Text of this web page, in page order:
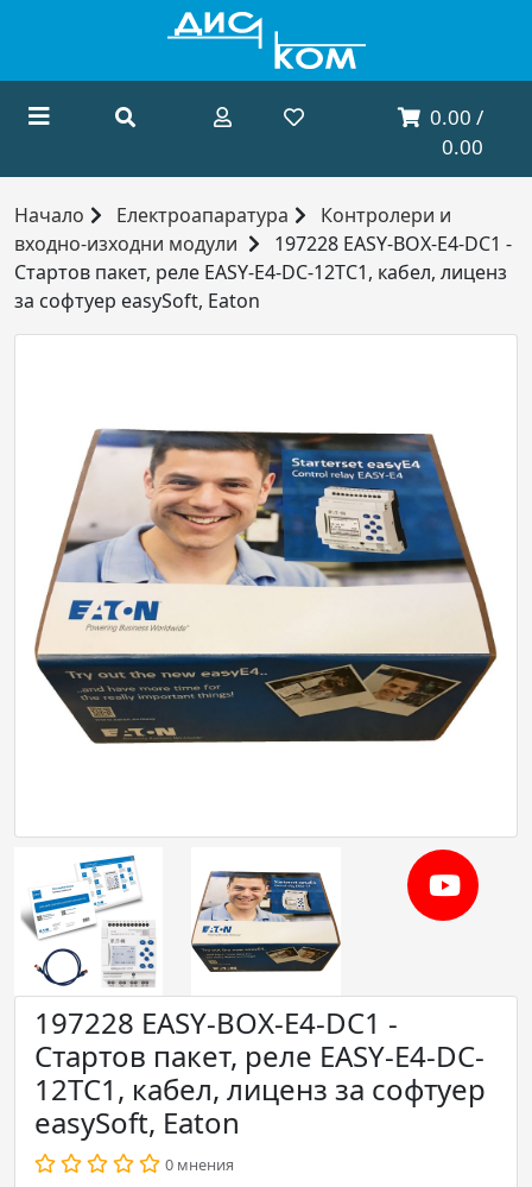
0.00 /
0.00
Начало Електроапаратура
Контролери и
входно-изходни модули
197228 EASY-BOX-E4-DC1 -
Стартов пакет, реле EASY-E4-DC-12TC1, кабел, лиценз
за софтуер easySoft, Eaton
197228 EASY-BOX-E4-DC1 -
Стартов пакет, реле EASY-E4-DC-
12TC1, кабел, лиценз за софтуер
easySoft, Eaton
0 мнения